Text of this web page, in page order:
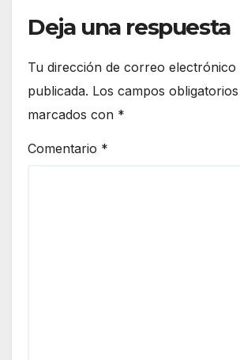
Deja una respuesta
Tu dirección de correo electrónico
publicada. Los campos
marcados con *
Comentario *